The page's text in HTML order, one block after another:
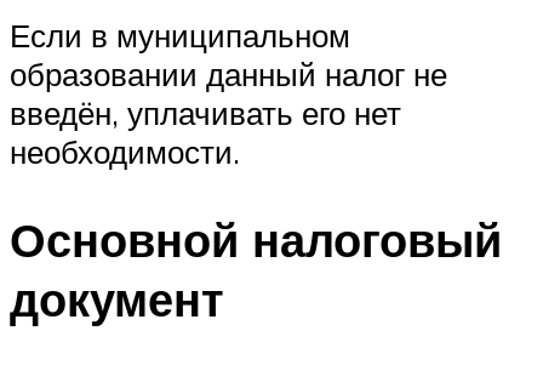
Если в муниципальном
образовании данный налог не
введён, уплачивать его нет
необходимости.
Основной налоговый
документ